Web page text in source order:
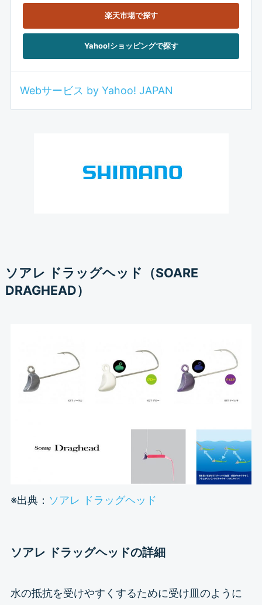
楽天市場で探す
Yahoo!ショッピングで探す
Webサービス by Yahoo! JAPAN
ソアレ ドラッグヘッド（SOARE
DRAGHEAD）
※出典： ソアレ ドラッグヘッド
ソアレ ドラッグヘッドの詳細
水の抵抗を受けやすくするために受け皿のように